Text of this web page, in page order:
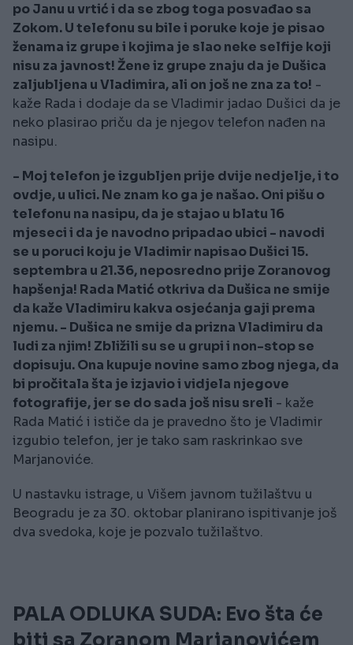
po Janu u vrtić i da se zbog toga posvađao sa
Zokom. U telefonu su bile i poruke koje je pisao
ženama iz grupe i kojima je slao neke selfije koji
nisu za javnost! Žene iz grupe znaju da je Dušica
zaljubljena u Vladimira, ali on još ne zna za to! -
kaže Rada i dodaje da se Vladimir jadao Dušici da je
neko plasirao priču da je njegov telefon nađen na
nasipu.
- Moj telefon je izgubljen prije dvije nedjelje, i to
ovdje, u ulici. Ne znam ko ga je našao. Oni pišu o
telefonu na nasipu, da je stajao u blatu 16
mjeseci i da je navodno pripadao ubici - navodi
se u poruci koju je Vladimir napisao Dušici 15.
septembra u 21.36, neposredno prije Zoranovog
hapšenja! Rada Matić otkriva da Dušica ne smije
da kaže Vladimiru kakva osjećanja gaji prema
njemu. - Dušica ne smije da prizna Vladimiru da
ludi za njim! Zbližili su se u grupi i non-stop se
dopisuju. Ona kupuje novine samo zbog njega, da
bi pročitala šta je izjavio i vidjela njegove
fotografije, jer se do sada još nisu sreli - kaže
Rada Matić i ističe da je pravedno što je Vladimir
izgubio telefon, jer je tako sam raskrinkao sve
Marjanoviće.
U nastavku istrage, u Višem javnom tužilaštvu u
Beogradu je za 30. oktobar planirano ispitivanje još
dva svedoka, koje je pozvalo tužilaštvo.
PALA ODLUKA SUDA: Evo šta će